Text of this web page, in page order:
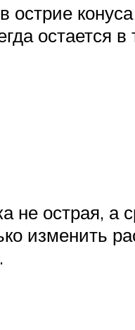
остается
не острая, а
изменить